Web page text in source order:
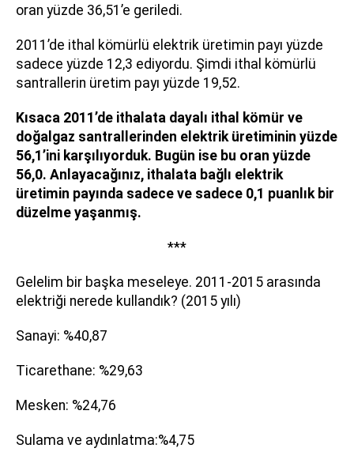
oran yüzde 36,51’e geriledi.
2011’de ithal kömürlü elektrik üretimin payı yüzde
sadece yüzde 12,3 ediyordu. Şimdi ithal kömürlü
santrallerin üretim payı yüzde 19,52.
Kısaca 2011’de ithalata dayalı ithal kömür ve
doğalgaz santrallerinden elektrik üretiminin yüzde
56,1’ini karşılıyorduk. Bugün ise bu oran yüzde
56,0. Anlayacağınız, ithalata bağlı elektrik
üretimin payında sadece ve sadece 0,1 puanlık bir
düzelme yaşanmış.
***
Gelelim bir başka meseleye. 2011-2015 arasında
elektriği nerede kullandık? (2015 yılı)
Sanayi: %40,87
Ticarethane: %29,63
Mesken: %24,76
Sulama ve aydınlatma:%4,75